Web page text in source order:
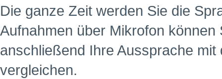
Die ganze Zeit werden Sie die
Aufnahmen über Mikrofon
anschließend Ihre Aussprache
vergleichen.